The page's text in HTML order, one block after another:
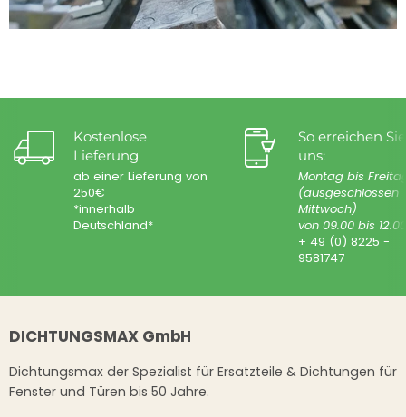
Kostenlose
Lieferung
ab einer Lieferung von
250€
*innerhalb
Deutschland*
So erreichen Sie
uns:
Montag bis
(ausgeschlossen
Mittwoch)
von 09.00 bis
+ 49 (0) 8225 -
9581747
DICHTUNGSMAX GmbH
Dichtungsmax der Spezialist für Ersatzteile & Dichtungen für
Fenster und Türen bis 50 Jahre.